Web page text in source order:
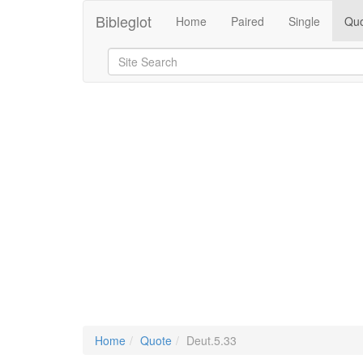
Bibleglot Home Paired Single
Home Quote Deut.5.33